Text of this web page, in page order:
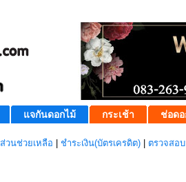
แจกันดอกไม้ กระเช้า ช่อดอ
ส่วนช่วยเหลือ ชำระเงิน(บัตรเครดิต) ตรวจสอ